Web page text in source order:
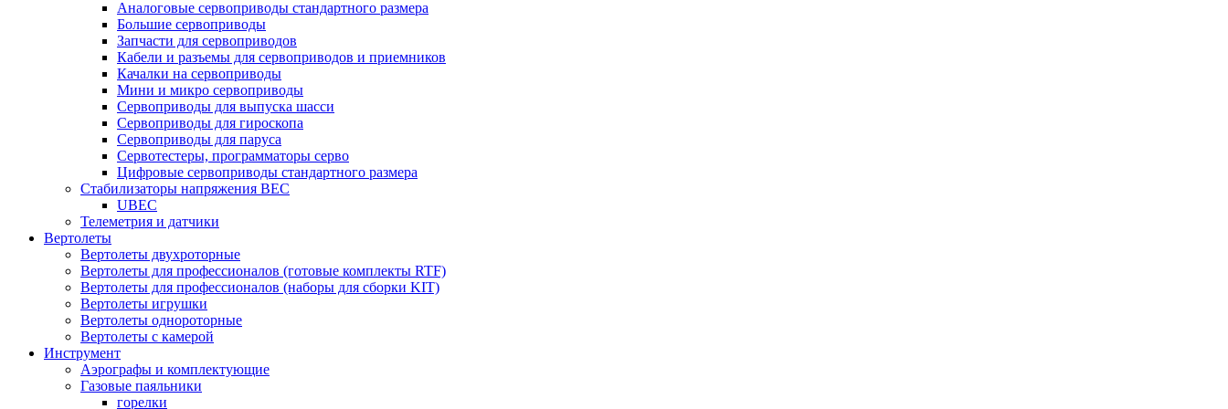
Аналоговые сервоприводы стандартного размера
Большие сервоприводы
Запчасти для сервоприводов
Кабели и разъемы для сервоприводов и приемников
Качалки на сервоприводы
Мини и микро сервоприводы
Сервоприводы для выпуска шасси
Сервоприводы для гироскопа
Сервоприводы для паруса
Сервотестеры, программаторы серво
Цифровые сервоприводы стандартного размера
Стабилизаторы напряжения BEC
UBEC
Телеметрия и датчики
Вертолеты
Вертолеты двухроторные
Вертолеты для профессионалов (готовые комплекты RTF)
Вертолеты для профессионалов (наборы для сборки KIT)
Вертолеты игрушки
Вертолеты однороторные
Вертолеты с камерой
Инструмент
Аэрографы и комплектующие
Газовые паяльники
горелки